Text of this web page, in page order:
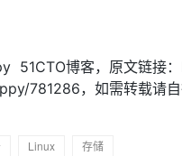
51CTO博客，原文链接
781286，如需转载请
Linux
存储